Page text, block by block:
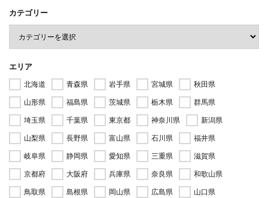
カテゴリー
エリア
北海道 青森県 岩手県 宮城県
秋田県
山形県
福島県 茨城県 栃木県
群馬県
埼玉県
千葉県 東京都 神奈川県
新潟県
山梨県
長野県 富山県 石川県
福井県
岐阜県
静岡県 愛知県 三重県
滋賀県
京都府
大阪府 兵庫県 奈良県
和歌山県
鳥取県
島根県 岡山県 広島県
山口県